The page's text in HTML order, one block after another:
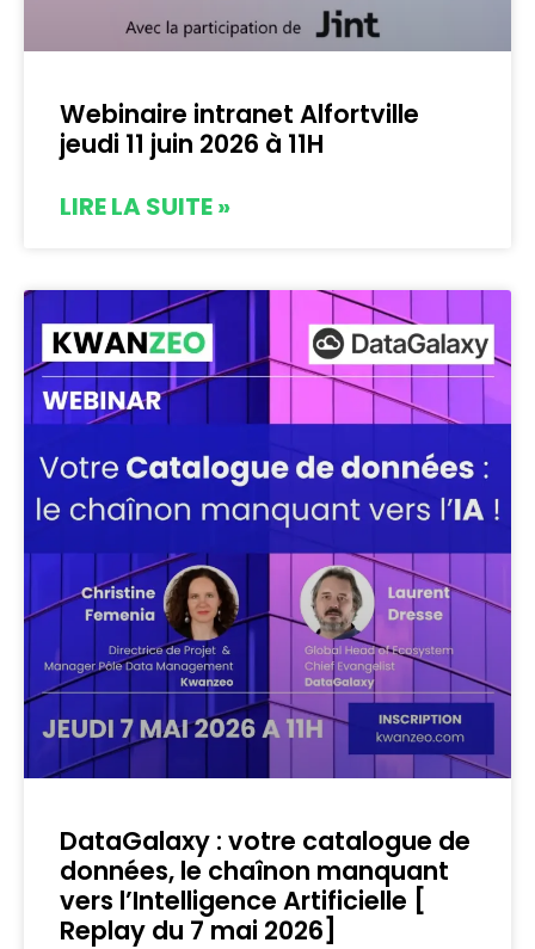
Webinaire intranet Alfortville
jeudi 11 juin 2026 à 11H
LIRE LA SUITE »
DataGalaxy : votre catalogue de
données, le chaînon manquant
vers l’Intelligence Artificielle [
Replay du 7 mai 2026]